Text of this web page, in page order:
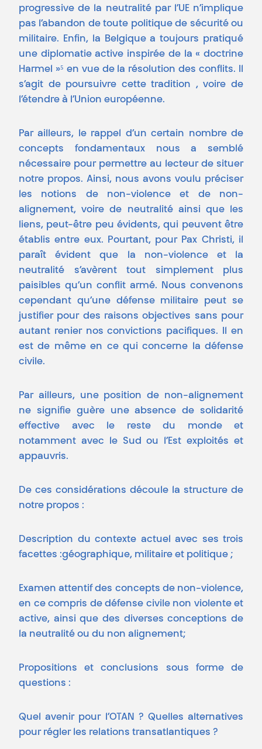
progressive de la neutralité par l’UE n’implique
pas l’abandon de toute politique de sécurité ou
militaire. Enfin, la Belgique a toujours pratiqué
une diplomatie active inspirée de la « doctrine
Harmel »⁵ en vue de la résolution des conflits. Il
s’agit de poursuivre cette tradition , voire de
l’étendre à l’Union européenne.
Par ailleurs, le rappel d’un certain nombre de
concepts fondamentaux nous a semblé
nécessaire pour permettre au lecteur de situer
notre propos. Ainsi, nous avons voulu préciser
les notions de non-violence et de non-
alignement, voire de neutralité ainsi que les
liens, peut-être peu évidents, qui peuvent être
établis entre eux. Pourtant, pour Pax Christi, il
paraît évident que la non-violence et la
neutralité s’avèrent tout simplement plus
paisibles qu’un conflit armé. Nous convenons
cependant qu’une défense militaire peut se
justifier pour des raisons objectives sans pour
autant renier nos convictions pacifiques. Il en
est de même en ce qui concerne la défense
civile.
Par ailleurs, une position de non-alignement
ne signifie guère une absence de solidarité
effective avec le reste du monde et
notamment avec le Sud ou l’Est exploités et
appauvris.
De ces considérations découle la structure de
notre propos :
Description du contexte actuel avec ses trois
facettes :géographique, militaire et politique ;
Examen attentif des concepts de non-violence,
en ce compris de défense civile non violente et
active, ainsi que des diverses conceptions de
la neutralité ou du non alignement;
Propositions et conclusions sous forme de
questions :
Quel avenir pour l’OTAN ? Quelles alternatives
pour régler les relations transatlantiques ?